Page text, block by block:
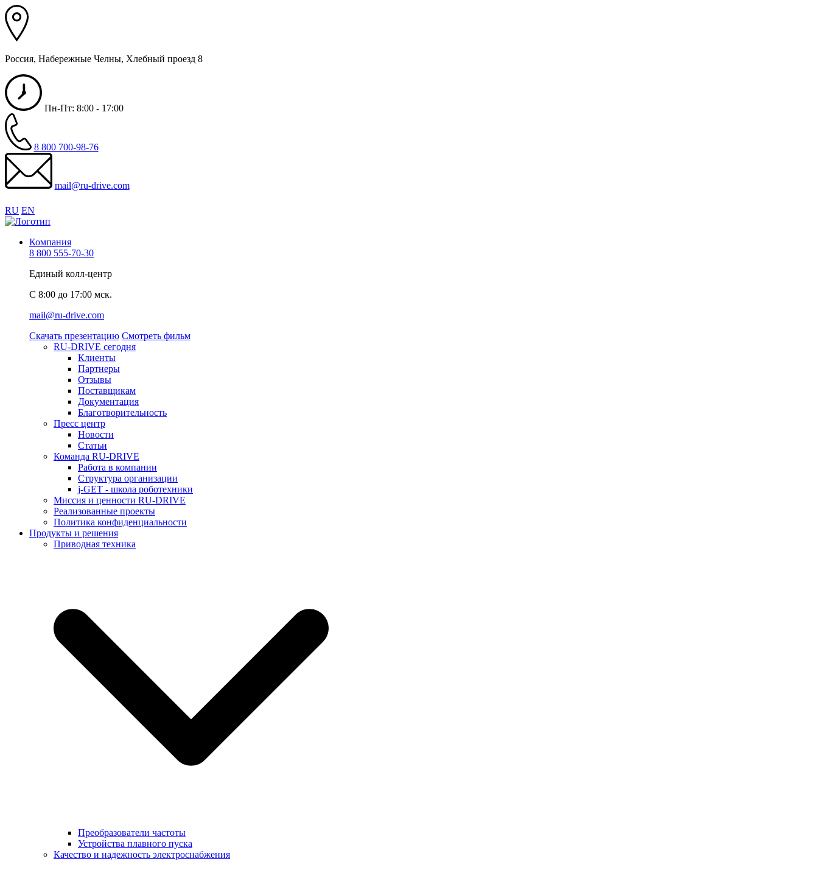
Россия, Набережные Челны, Хлебный проезд 8
Пн-Пт: 8:00 - 17:00
8 800 700-98-76
mail@ru-drive.com
RU EN
Компания
8 800 555-70-30
Единый колл-центр
C 8:00 до 17:00 мск.
mail@ru-drive.com
Скачать презентацию Смотреть фильм
RU-DRIVE сегодня
Клиенты
Партнеры
Отзывы
Поставщикам
Документация
Благотворительность
Пресс центр
Новости
Статьи
Команда RU-DRIVE
Работа в компании
Структура организации
j-GET - школа роботехники
Миссия и ценности RU-DRIVE
Реализованные проекты
Политика конфиденциальности
Продукты и решения
Приводная техника
Преобразователи частоты
Устройства плавного пуска
Качество и надежность электроснабжения